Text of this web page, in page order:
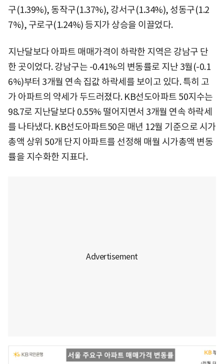
구(1.39%), 동작구(1.37%), 강서구(1.34%), 성동구(1.2
7%), 구로구(1.24%) 등지가 상승을 이끌었다.
지난달보다 아파트 매매가격이 하락한 지역은 강남구 단
한 곳이었다. 강남구는 -0.41%의 변동률로 지난 3월(-0.1
6%)부터 3개월 연속 집값 하락세를 보이고 있다. 특히 고
가 아파트의 약세가 두드러졌다. KB선도아파트 50지수는
98.7로 지난달보다 0.55% 떨어지면서 3개월 연속 하락세
를 나타냈다. KB선도아파트50은 매년 12월 기준으로 시가
총액 상위 50개 단지 아파트를 선정해 매월 시가총액 변동
률을 지수화한 지표다.